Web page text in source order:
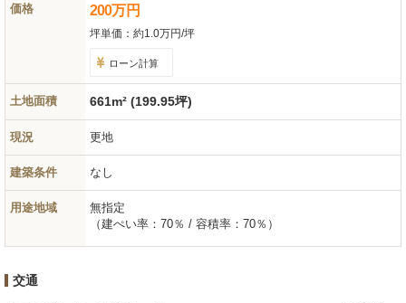
価格 200万円
坪単価： 約1.0万円/坪
ローン計算
土地面積 661m² (199.95坪)
現況 更地
建築条件 なし
用途地域
無指定
（建ぺい率：70％ / 容積率：70％）
交通